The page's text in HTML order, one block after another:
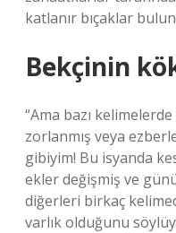
katlanır bıçaklar
Bekçinin
“Ama bazı
zorlanmış veya
gibiyim! Bu isyanda
ekler değişmiş ve
diğerleri birkaç
varlık olduğunu